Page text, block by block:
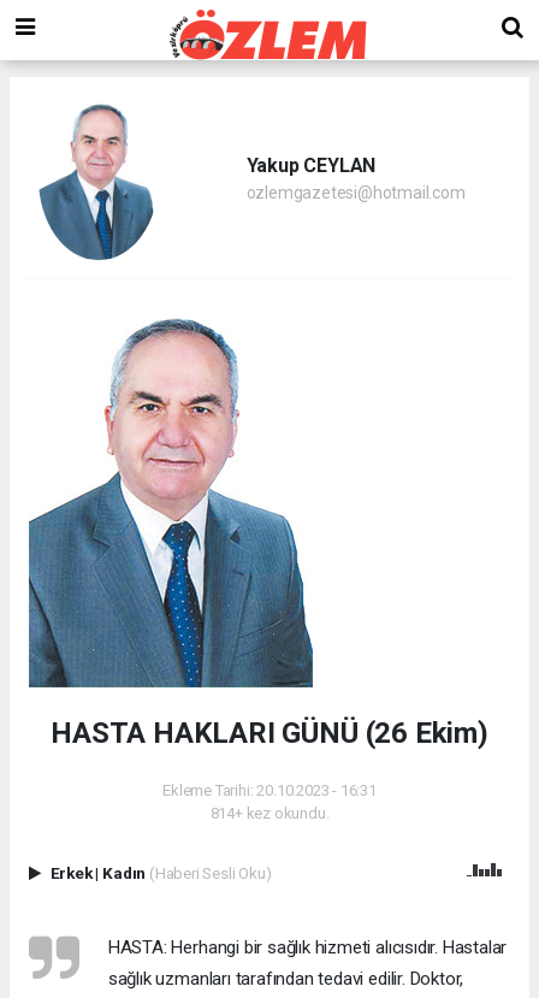
Yakup CEYLAN
ozlemgazetesi@hotmail.com
HASTA HAKLARI GÜNÜ (26 Ekim)
Ekleme Tarihi: 20.10.2023 - 16:31
814+ kez okundu.
Erkek| Kadın (Haberi Sesli Oku)
HASTA: Herhangi bir sağlık hizmeti alıcısıdır. Hastalar
sağlık uzmanları tarafından tedavi edilir. Doktor,